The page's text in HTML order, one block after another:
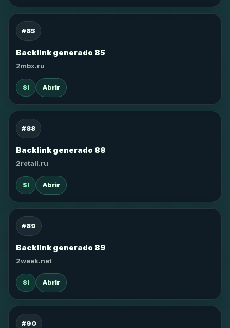
#85
Backlink generado 85
2mbx.ru
SI Abrir
#88
Backlink generado 88
2retail.ru
SI Abrir
#89
Backlink generado 89
2week.net
SI Abrir
#90